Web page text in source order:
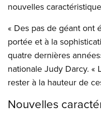
nouvelles
« Des pas de géant ont
portée et à la
quatre dernières
nationale Judy Darcy. «
rester à la hauteur de
Nouvelles